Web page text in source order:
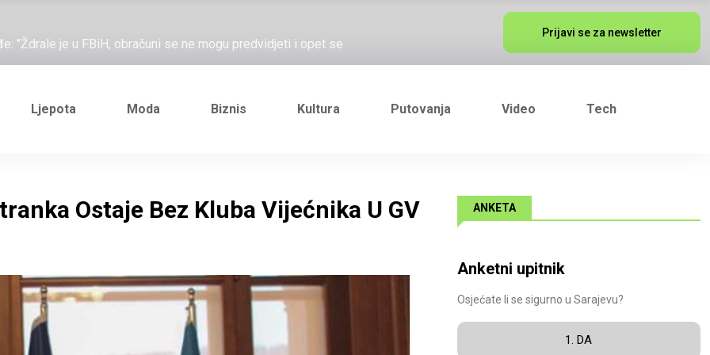
"Ždrale je u FBiH, obračuni se ne mogu predvidjeti i opet se
Željezničarov Karamarko
je general Izet Nanić, pogibijom je probio blokadu koja je
Prijavi se za newsletter
Ljepota Moda Biznis Kultura Putovanja Video Tech
Ostaje Bez Kluba Vijećnika U GV
ANKETA
Anketni upitnik
Osjećate li se sigurno u Sarajevu?
1. DA